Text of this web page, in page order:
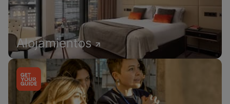
Alojamientos